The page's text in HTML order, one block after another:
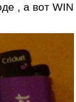
, а вот WIN